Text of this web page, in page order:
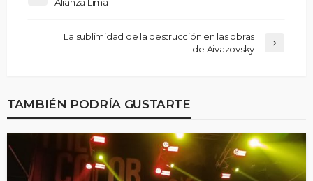
Alianza Lima
La sublimidad de la destrucción en las obras
de Aivazovsky
TAMBIÉN PODRÍA GUSTARTE